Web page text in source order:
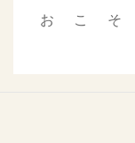
お
こ
そ